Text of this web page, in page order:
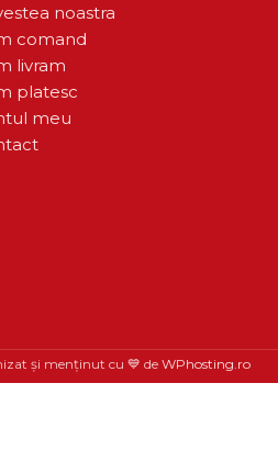
noastra
comand
livram
platesc
meu
și menținut cu 💙 de WPhosting.ro